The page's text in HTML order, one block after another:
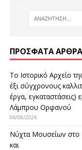
ΠΡΌΣΦΑΤΑ ΆΡΘΡΑ
Το Ιστορικό Αρχείο
έξι σύγχρονους
έργα,
Λάμπρου Ορφανού
06/08/2026
Νύχτα Μουσείων στο
και